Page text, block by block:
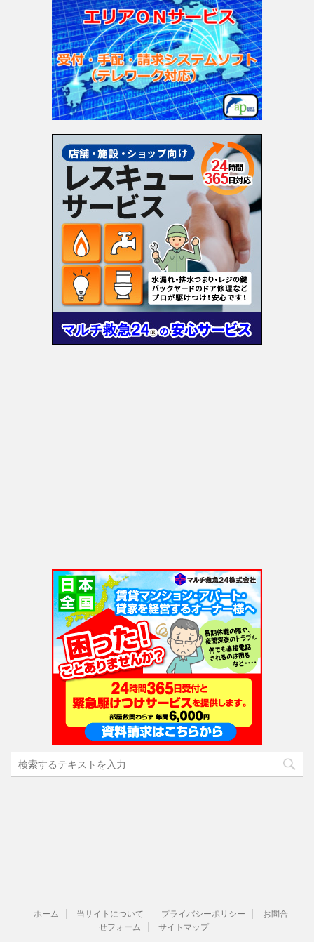
ホーム 当サイトについて プライバシーポリシー
お問合
せフォーム
サイトマップ